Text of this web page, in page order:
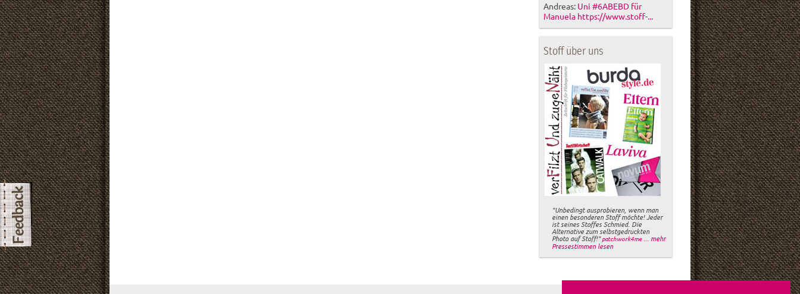
Andreas: Uni #6ABEBD für
Manuela https://www.stoff-...
Stoff über uns
"Unbedingt ausprobieren, wenn man
einen besonderen Stoff möchte! Jeder
ist seines Stoffes Schmied. Die
Alternative zum selbstgedruckten
Photo auf Stoff!"patchwork4me ... mehr
Pressestimmen lesen